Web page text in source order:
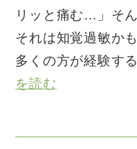
リッと痛む…」そ
それは知覚過敏か
多くの方が経験す
を読む